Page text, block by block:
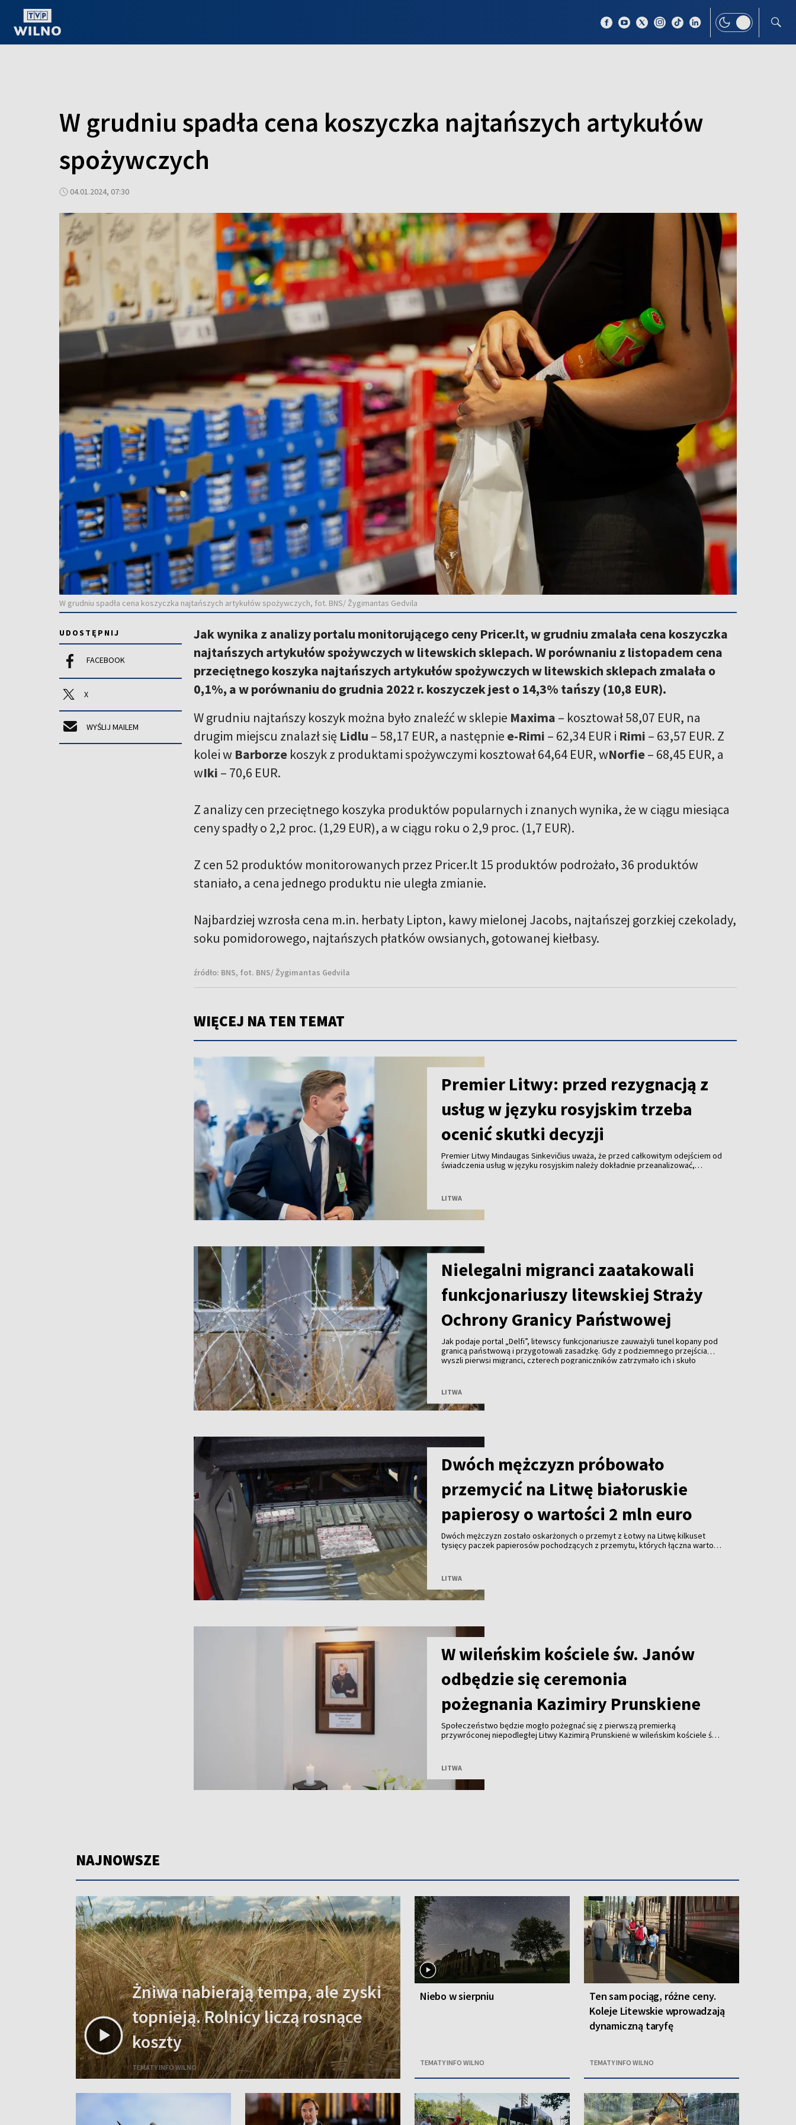
W grudniu spadła cena koszyczka najtańszych artykułów
spożywczych
04.01.2024, 07:30
W grudniu spadła cena koszyczka najtańszych artykułów spożywczych, fot. BNS/ Žygimantas Gedvila
UDOSTĘPNIJ
FACEBOOK
X
WYŚLIJ MAILEM
Jak wynika z analizy portalu monitorującego ceny Pricer.lt, w grudniu zmalała cena koszyczka
najtańszych artykułów spożywczych w litewskich sklepach. W porównaniu z listopadem cena
przeciętnego koszyka najtańszych artykułów spożywczych w litewskich sklepach zmalała o
0,1%, a w porównaniu do grudnia 2022 r. koszyczek jest o 14,3% tańszy (10,8 EUR).
W grudniu najtańszy koszyk można było znaleźć w sklepie Maxima – kosztował 58,07 EUR, na
drugim miejscu znalazł się Lidlu – 58,17 EUR, a następnie e-Rimi – 62,34 EUR i Rimi – 63,57 EUR. Z
kolei w Barborze koszyk z produktami spożywczymi kosztował 64,64 EUR, wNorfie– 68,45 EUR, a
wIki – 70,6 EUR.
Z analizy cen przeciętnego koszyka produktów popularnych i znanych wynika, że ​​w ciągu miesiąca
ceny spadły o 2,2 proc. (1,29 EUR), a w ciągu roku o 2,9 proc. (1,7 EUR).
Z cen 52 produktów monitorowanych przez Pricer.lt 15 produktów podrożało, 36 produktów
staniało, a cena jednego produktu nie uległa zmianie.
Najbardziej wzrosła cena m.in. herbaty Lipton, kawy mielonej Jacobs, najtańszej gorzkiej czekolady,
soku pomidorowego, najtańszych płatków owsianych, gotowanej kiełbasy.
źródło: BNS, fot. BNS/ Žygimantas Gedvila
WIĘCEJ NA TEN TEMAT
Premier Litwy: przed rezygnacją z
usług w języku rosyjskim trzeba
ocenić skutki decyzji
Premier Litwy Mindaugas Sinkevičius uważa, że przed całkowitym odejściem od
świadczenia usług w języku rosyjskim należy dokładnie przeanalizować,
indywidualnie.
LITWA
Nielegalni migranci zaatakowali
funkcjonariuszy litewskiej Straży
Ochrony Granicy Państwowej
Jak podaje portal „Delfi”, litewscy funkcjonariusze zauważyli tunel kopany pod
granicą państwową i przygotowali zasadzkę. Gdy z podziemnego przejścia
wyszli pierwsi migranci, czterech pograniczników zatrzymało ich i skuło
pogranicznicy byli zmuszeni się wycofać.
LITWA
Dwóch mężczyzn próbowało
przemycić na Litwę białoruskie
papierosy o wartości 2 mln euro
Dwóch mężczyzn zostało oskarżonych o przemyt z Łotwy na Litwę kilkuset
tysięcy paczek papierosów pochodzących z przemytu, których łączna wartość
LITWA
W wileńskim kościele św. Janów
odbędzie się ceremonia
pożegnania Kazimiry Prunskiene
Społeczeństwo będzie mogło pożegnać się z pierwszą premierką
przywróconej niepodległej Litwy Kazimirą Prunskienėw wileńskim kościele św.
LITWA
NAJNOWSZE
Żniwa nabierają tempa, ale zyski
topnieją. Rolnicy liczą rosnące
koszty
TEMATY INFO WILNO
Niebo w sierpniu
TEMATY INFO WILNO
Ten sam pociąg, różne ceny.
Koleje Litewskie wprowadzają
dynamiczną taryfę
TEMATY INFO WILNO